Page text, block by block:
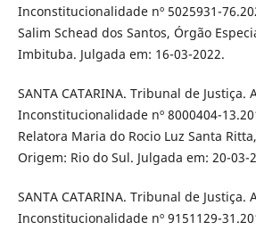
Inconstitucionalidade nº 5025931-
Salim Schead dos Santos, Órgão
Imbituba. Julgada em: 16-03-2022.
SANTA CATARINA. Tribunal de Justiça.
Inconstitucionalidade nº 8000404-
Relatora Maria do Rocio Luz Santa
Origem: Rio do Sul. Julgada em: 20-03-
SANTA CATARINA. Tribunal de Justiça.
Inconstitucionalidade nº 9151129-